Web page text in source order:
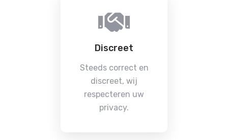
Discreet
Steeds correct en
discreet, wij
respecteren uw
privacy.